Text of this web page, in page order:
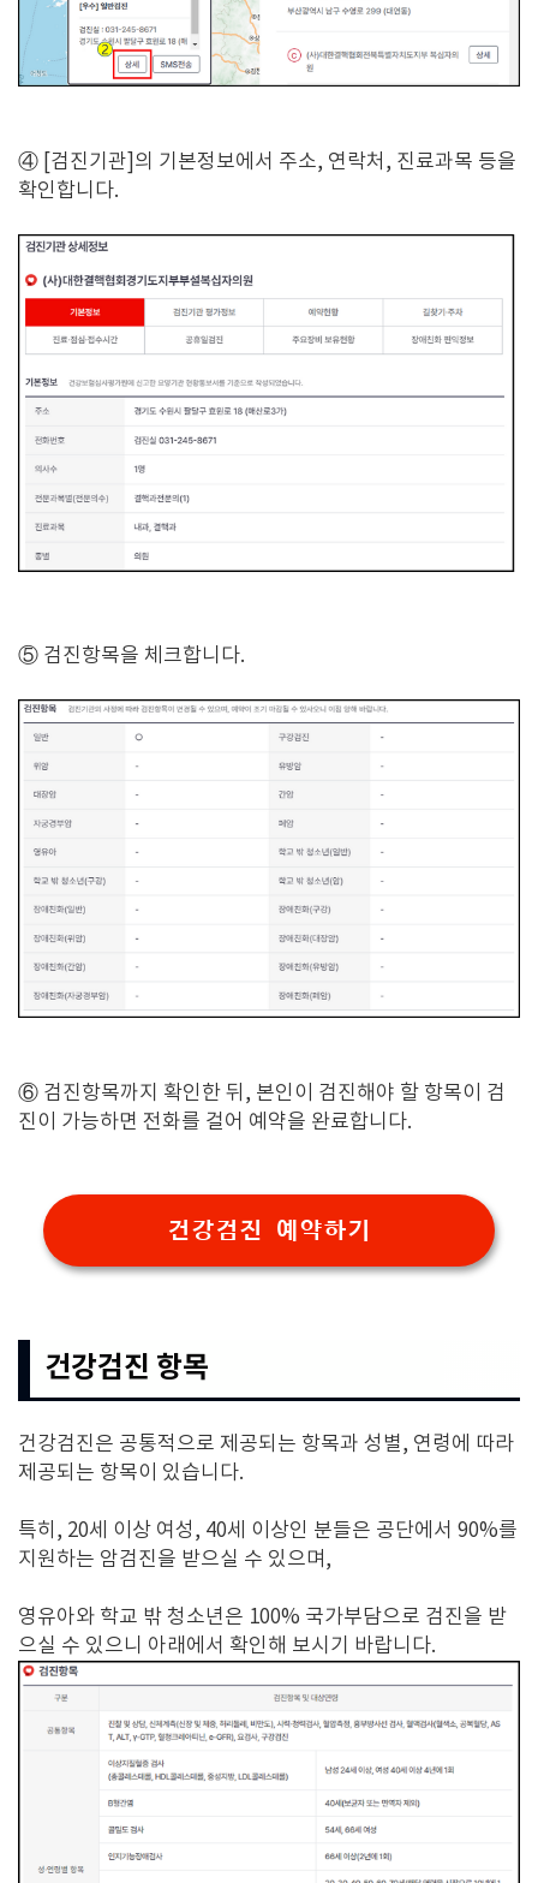
④ [검진기관]의 기본정보에서 주소, 연락처, 진료과목 등을
확인합니다.
⑤ 검진항목을 체크합니다.
⑥ 검진항목까지 확인한 뒤, 본인이 검진해야 할 항목이 검
진이 가능하면 전화를 걸어 예약을 완료합니다.
건강검진 예약하기
건강검진 항목
건강검진은 공통적으로 제공되는 항목과 성별, 연령에 따라
제공되는 항목이 있습니다.
특히, 20세 이상 여성, 40세 이상인 분들은 공단에서 90%를
지원하는 암검진을 받으실 수 있으며,
영유아와 학교 밖 청소년은 100% 국가부담으로 검진을 받
으실 수 있으니 아래에서 확인해 보시기 바랍니다.